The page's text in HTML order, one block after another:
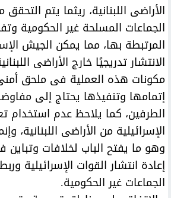
الأراضى اللبنانية، ريثما يتم
الجماعات المسلحة غير الحكومية
المرتبطة بها، مما يمكن الجيش
الانتشار تدريجيًا خارج الأراضى
مكونات هذه العملية فى ملحق
إتمامها وتنفيذها يحتاج إلى
الطرفين، كما يلاحظ عدم استخدام
الإسرائيلية من الأراضى اللبنانية،
وهو ما يفتح الباب لخلافات
إعادة انتشار القوات الإسرائيلية
الجماعات غير الحكومية.